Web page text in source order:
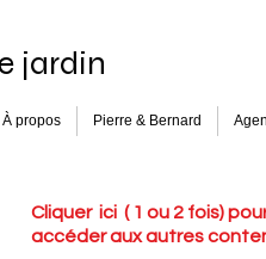
jardin
À propos Pierre & Bernard
Cliquer ici ( 1 ou 2 fois)
accéder aux autres